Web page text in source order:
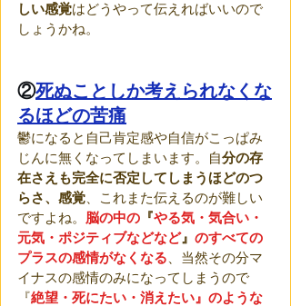
しい感覚はどうやって伝えればいいので
しょうかね。
②死ぬことしか考えられなくな
るほどの苦痛
鬱になると自己肯定感や自信がこっぱみ
じんに無くなってしまいます。自分の存
在さえも完全に否定してしまうほどのつ
らさ、感覚 、これまた伝えるのが難しい
ですよね。 脳の中の 『やる気・気合い・
元気・ポジティブなどなど』 のすべての
プラスの感情がなくなる 、当然その分マ
イナスの感情のみになってしまうので
『絶望・死にたい・消えたい』のような